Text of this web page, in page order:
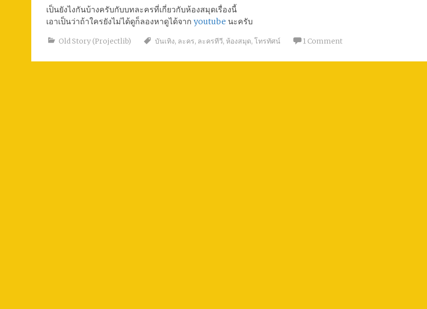
เป็นยังไงกันบ้างครับกับบทละครที่เกี่ยวกับห้องสมุดเรื่องนี้
เอาเป็นว่าถ้าใครยังไม่ได้ดูก็ลองหาดูได้จาก youtube นะครับ
Old Story (Projectlib) บันเทิง, ละคร, ละครทีวี, ห้องสมุด, โทรทัศน์ 1 Comment